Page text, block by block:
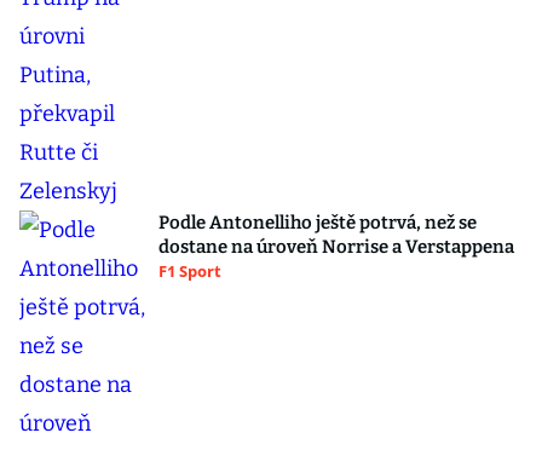
Podle Antonelliho ještě potrvá, než se
dostane na úroveň Norrise a Verstappena
F1 Sport